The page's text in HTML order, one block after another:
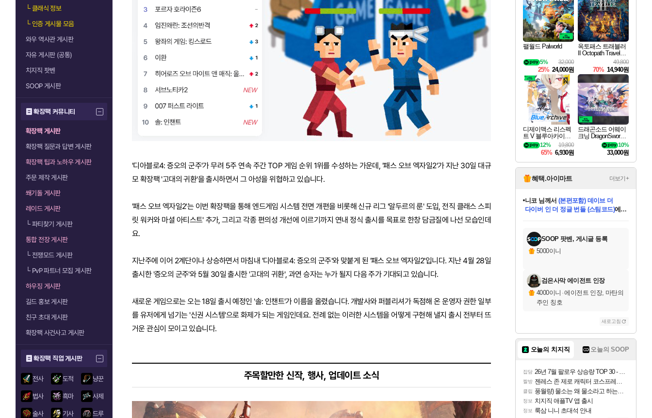
└클래식 정보
└인증 게시물 모음
와우 역사관 게시판
자유 게시판 (공통)
치지직 팟벤
SOOP 게시판
확장팩 커뮤니티
확장팩 게시판
확장팩 질문과 답변 게시판
확장팩 팁과 노하우 게시판
주문 제작 게시판
쐐기돌 게시판
레이드 게시판
└파티찾기 게시판
통합 전장 게시판
└전쟁모드 게시판
└PvP 파트너 모집 게시판
하우징 게시판
길드 홍보 게시판
친구 초대 게시판
확장팩 사건사고 게시판
확장팩 직업 게시판
전사 도적 냥꾼
법사 흑마 사제
술사 기사 드루
'디아블로4: 증오의 군주'가 무려 5주 연속 주간 TOP 게임 순위 1위를 수성하는 가운데, '패스 오브 엑자일2'가 지난 30일 대규
모 확장팩 '고대의 귀환'을 출시하면서 그 아성을 위협하고 있습니다.
'패스 오브 엑자일2'는 이번 확장팩을 통해 엔드게임 시스템 전면 개편을 비롯해 신규 리그 '알두르의 룬' 도입, 전직 클래스 스피
릿 워커와 마셜 아티스트' 추가, 그리고 각종 편의성 개선에 이르기까지 연내 정식 출시를 목표로 한창 담금질에 나선 모습인데
요.
지난주에 이어 2계단이나 상승하면서 마침내 '디아블로4: 증오의 군주'와 맞붙게 된 '패스 오브 엑자일2'입니다. 지난 4월 28일
출시한 '증오의 군주'와 5월 30일 출시한 '고대의 귀환', 과연 승자는 누가 될지 다음 주가 기대되고 있습니다.
새로운 게임으로는 오는 18일 출시 예정인 '솔: 인챈트'가 이름을 올렸습니다. 개발사와 퍼블리셔가 독점해 온 운영자 권한 일부
를 유저에게 넘기는 '신권 시스템'으로 화제가 되는 게임인데요. 전례 없는 이러한 시스템을 어떻게 구현해 낼지 출시 전부터 뜨
거운 관심이 모이고 있습니다.
주목할만한 신작, 행사, 업데이트 소식
팰월드 Palworld
32,000
5%
25% 24,000원
옥토패스 트래블러
II Octopath Traveler I
49,800
70% 14,940원
디제이맥스 리스펙
트 V 블루아카이브
팩 DJMAX RESPE
CT V Blue Archive P
ack DLC
19,800
12%
65% 6,930원
드래곤소드 어웨이
크닝 DragonSword A
10%
33,000원
혜택.아이마트 더보기+
교환.
당첨되셨습니다.
당첨되셨습니다.
한건했습니다님께서마피아
데피니티브 에디션 (스팀코드)에
당첨되셨습니다.
당첨되셨습니다.
당첨되셨습니다.
당첨되셨습니다.
에디션 (스팀코드) 를 교환.
당첨되셨습니다.
SOOP 팟벤, 게시글 등록
5000이니
검은사막 에이전트 인장
4000이니 ·에이전트 인장, 마탄의
주인 칭호
새로고침
오늘의 치지직 오늘의 SOOP
잡담 26년 7월 팔로우 상승량 TOP 30 - 월간 치지직
짤방 젠레스 존 제로 캐릭터 코스프레한 꽁주
클립 풍월량) 물소는 왜 물소라고 하는거야? 아! 그만 ㅋㅋ
정보 치지직 애플TV 앱 출시
정보 룩삼 니니 초대석 안내